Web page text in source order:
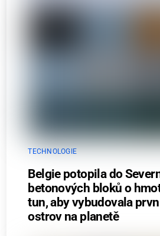
TECHNOLOGIE
Belgie potopila do
betonových bloků o
tun, aby vybudovala
ostrov na planetě